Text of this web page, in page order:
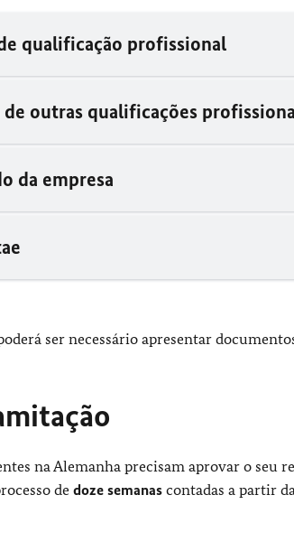
qualificação profissional
outras qualificações
da empresa
ser necessário apresentar
na Alemanha precisam aprovar o seu
de doze semanas contadas a partir